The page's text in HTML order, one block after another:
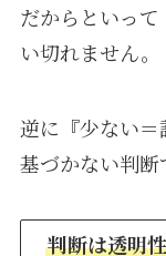
だからといっ
い切れません。
逆に『少ない
基づかない判断
判断は透明